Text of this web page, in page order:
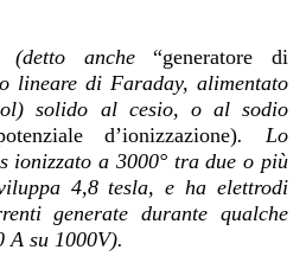
(detto anche“generatore di
lineare di Faraday, alimentato
solido al cesio, o al sodio
d’ionizzazione). Lo
ionizzato a 3000° tra due o più
4,8 tesla, e ha elettrodi
generate durante qualche
A su 1000V).